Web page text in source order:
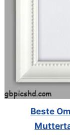
Beste